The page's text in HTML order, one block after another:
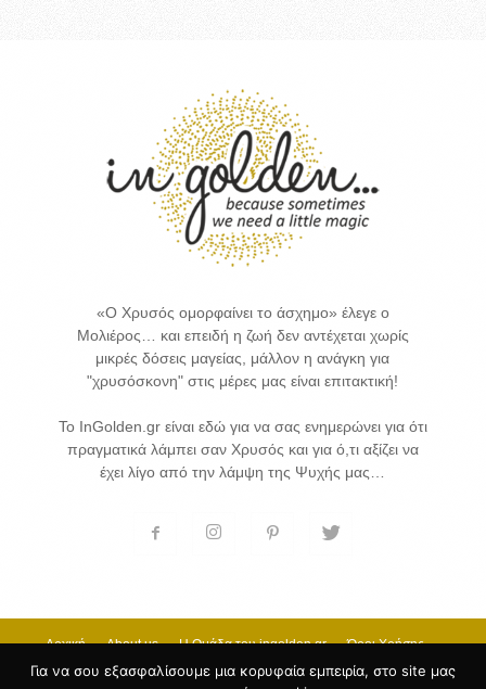
«Ο Χρυσός ομορφαίνει το άσχημο» έλεγε ο
Μολιέρος… και επειδή η ζωή δεν αντέχεται χωρίς
μικρές δόσεις μαγείας, μάλλον η ανάγκη για
"χρυσόσκονη" στις μέρες μας είναι επιτακτική!
Το InGolden.gr είναι εδώ για να σας ενημερώνει για ότι
πραγματικά λάμπει σαν Χρυσός και για ό,τι αξίζει να
έχει λίγο από την λάμψη της Ψυχής μας…
Αρχική About us H Ομάδα του ingolden.gr
Όροι Χρήσης
Επικοινωνία
Για να σου εξασφαλίσουμε μια κορυφαία εμπειρία, στο site μας